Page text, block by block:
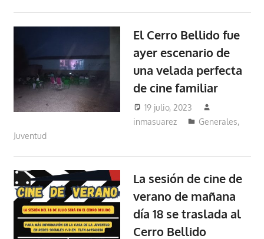
El Cerro Bellido fue
ayer escenario de
una velada perfecta
de cine familiar
19 julio, 2023
inmasuarez
Generales,
Juventud
La sesión de cine de
verano de mañana
día 18 se traslada al
Cerro Bellido